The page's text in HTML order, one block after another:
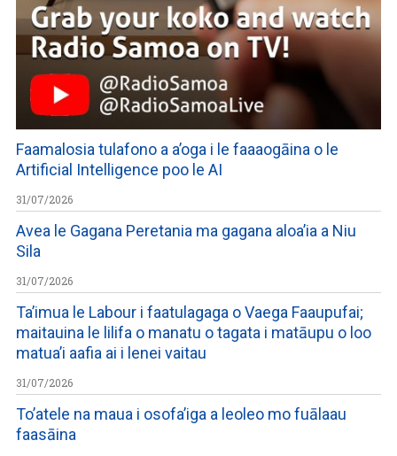
Faamalosia tulafono a a’oga i le faaaogāina o le
Artificial Intelligence poo le AI
31/07/2026
Avea le Gagana Peretania ma gagana aloa’ia a Niu
Sila
31/07/2026
Ta’imua le Labour i faatulagaga o Vaega Faaupufai;
maitauina le lilifa o manatu o tagata i matāupu o loo
matua’i aafia ai i lenei vaitau
31/07/2026
To’atele na maua i osofa’iga a leoleo mo fuālaau
faasāina